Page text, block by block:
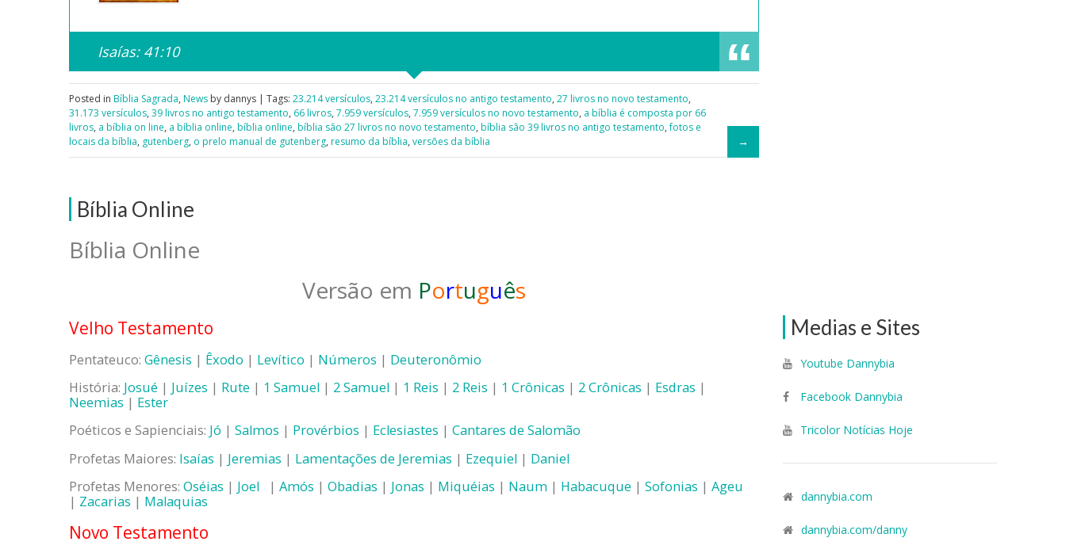
Medias e Sites
Youtube Dannybia
Facebook Dannybia
Tricolor Notícias Hoje
dannybia.com
dannybia.com/danny
Isaías: 41:10
Posted in Bíblia Sagrada, News by dannys | Tags: 23.214 versículos, 23.214 versículos no antigo testamento, 27 livros no novo testamento,
31.173 versículos, 39 livros no antigo testamento, 66 livros, 7.959 versículos, 7.959 versículos no novo testamento, a bíblia é composta por 66
livros, a bíblia on line, a bíblia online, bíblia online, bíblia são 27 livros no novo testamento, bíblia são 39 livros no antigo testamento,fotos e
locais da bíblia, gutenberg, o prelo manual de gutenberg, resumo da bíblia, versões da bíblia
Bíblia Online
Bíblia Online
Versão em Português
Velho Testamento
Pentateuco: Gênesis | Êxodo | Levítico | Números | Deuteronômio
História: Josué | Juízes | Rute | 1 Samuel | 2 Samuel | 1 Reis | 2 Reis | 1 Crônicas | 2 Crônicas | Esdras |
Neemias | Ester
Poéticos e Sapienciais: Jó | Salmos | Provérbios | Eclesiastes | Cantares de Salomão
Profetas Maiores: Isaías | Jeremias | Lamentações de Jeremias | Ezequiel | Daniel
Profetas Menores: Oséias | Joel | Amós | Obadias | Jonas | Miquéias | Naum | Habacuque | Sofonias | Ageu
| Zacarias | Malaquias
Novo Testamento